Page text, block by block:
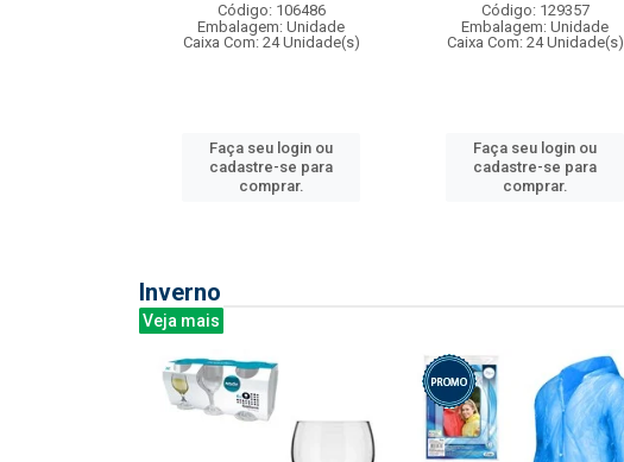
Código: 106486
Embalagem: Unidade
Caixa Com: 24 Unidade(s)
Faça seu login ou
cadastre-se para
comprar.
Código: 129357
Embalagem: Unidade
Caixa Com: 24 Unidade(s)
Faça seu login ou
cadastre-se para
comprar.
Inverno
Veja mais